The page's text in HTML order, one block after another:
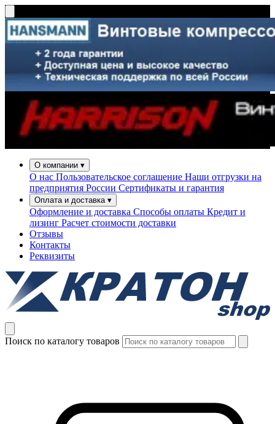
О компании ▾
О нас Пользовательское соглашение Наши отгрузки на
предприятия России Сертификаты и гарантия
Оплата и доставка ▾
Оформление и доставка Способы оплаты Кредит и
лизинг Расчет стоимости доставки
Отзывы
Контакты
Реквизиты
Поиск по каталогу товаров